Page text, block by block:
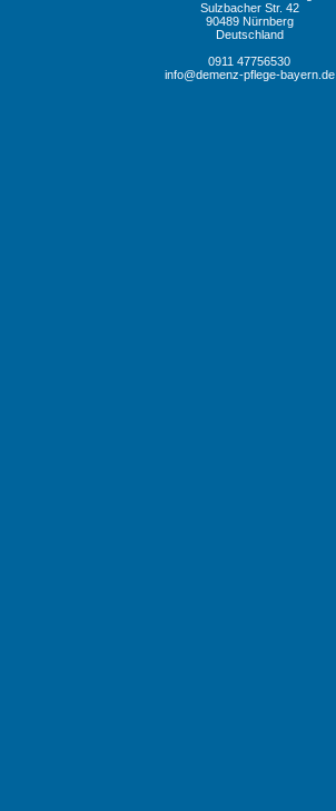
Sulzbacher Str. 42
90489 Nürnberg
Deutschland
0911 47756530
info@demenz-pflege-bayern.de